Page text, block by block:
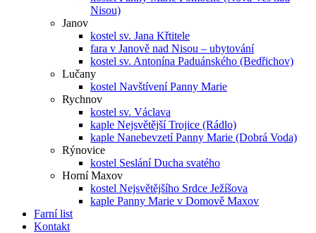
Nisou)
Janov
kostel sv. Jana Křtitele
fara v Janově nad Nisou – ubytování
kostel sv. Antonína Paduánského (Bedřichov)
Lučany
kostel Navštívení Panny Marie
Rychnov
kostel sv. Václava
kaple Nejsvětější Trojice (Rádlo)
kaple Nanebevzetí Panny Marie (Dobrá Voda)
Rýnovice
kostel Seslání Ducha svatého
Horní Maxov
kostel Nejsvětějšího Srdce Ježíšova
kaple Panny Marie v Domově Maxov
Farní list
Kontakt